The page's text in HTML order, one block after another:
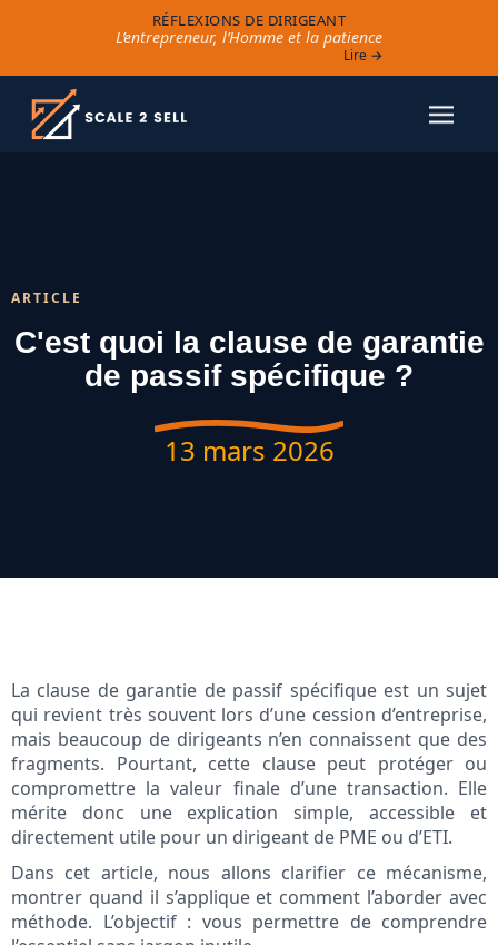
RÉFLEXIONS DE DIRIGEANT
L’entrepreneur, l’Homme et la patience
Lire →
ARTICLE
C'est quoi la clause de garantie
de passif spécifique ?
13 mars 2026
La clause de garantie de passif spécifique est un sujet
qui revient très souvent lors d’une cession d’entreprise,
mais beaucoup de dirigeants n’en connaissent que des
fragments. Pourtant, cette clause peut protéger ou
compromettre la valeur finale d’une transaction. Elle
mérite donc une explication simple, accessible et
directement utile pour un dirigeant de PME ou d’ETI.
Dans cet article, nous allons clarifier ce mécanisme,
montrer quand il s’applique et comment l’aborder avec
méthode. L’objectif : vous permettre de comprendre